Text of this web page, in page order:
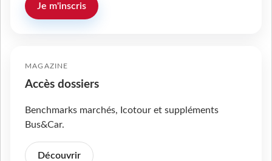
Je m'inscris
MAGAZINE
Accès dossiers
Benchmarks marchés, Icotour et suppléments
Bus&Car.
Découvrir